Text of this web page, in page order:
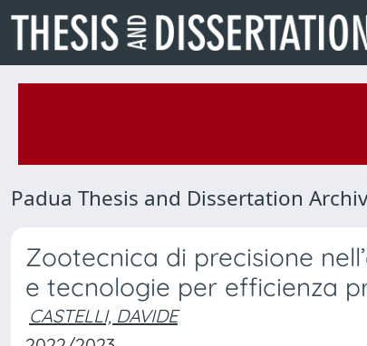
Padua Thesis and Dissertation
Zootecnica di precisione
e tecnologie per efficienza
CASTELLI, DAVIDE